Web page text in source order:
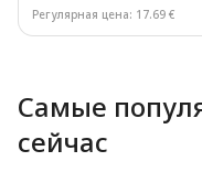
Регулярная цена: 17.69 €
Самые
сейчас